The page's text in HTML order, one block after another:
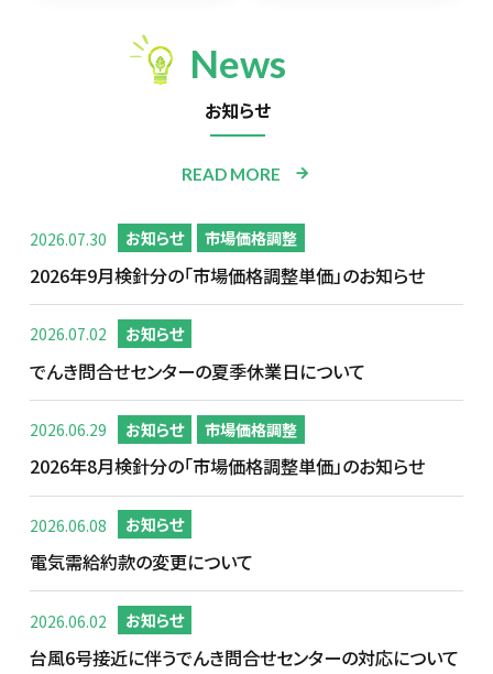
News
お知らせ
READ MORE
2026.07.30 お知らせ 市場価格調整
2026年9月検針分の「市場価格調整単価」のお知らせ
2026.07.02 お知らせ
でんき問合せセンターの夏季休業日について
2026.06.29 お知らせ 市場価格調整
2026年8月検針分の「市場価格調整単価」のお知らせ
2026.06.08 お知らせ
電気需給約款の変更について
2026.06.02 お知らせ
台風6号接近に伴うでんき問合せセンターの対応について